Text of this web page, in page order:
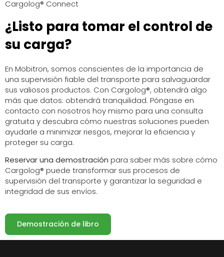
Cargolog® Connect
¿Listo para tomar el control de
su carga?
En Mobitron, somos conscientes de la importancia de
una supervisión fiable del transporte para salvaguardar
sus valiosos productos. Con Cargolog®, obtendrá algo
más que datos: obtendrá tranquilidad. Póngase en
contacto con nosotros hoy mismo para una consulta
gratuita y descubra cómo nuestras soluciones pueden
ayudarle a minimizar riesgos, mejorar la eficiencia y
proteger su carga.
Reservar una demostración para saber más sobre cómo
Cargolog® puede transformar sus procesos de
supervisión del transporte y garantizar la seguridad e
integridad de sus envíos.
Demostración de libro